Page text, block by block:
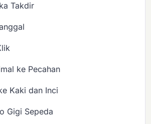
Takdir
ke Pecahan
Kaki dan Inci
Gigi Sepeda